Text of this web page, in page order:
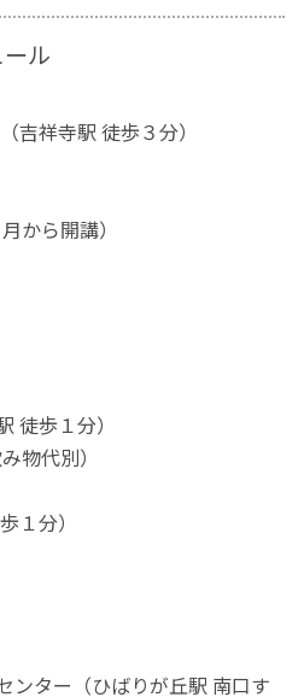
ル
祥寺駅 徒歩３分）
から開講）
徒歩１分）
物代別）
１分）
ター（ひばりが丘駅 南口す